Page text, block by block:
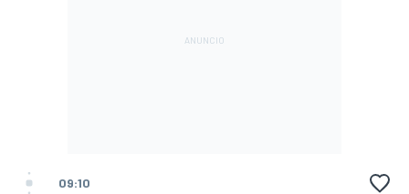
09:10